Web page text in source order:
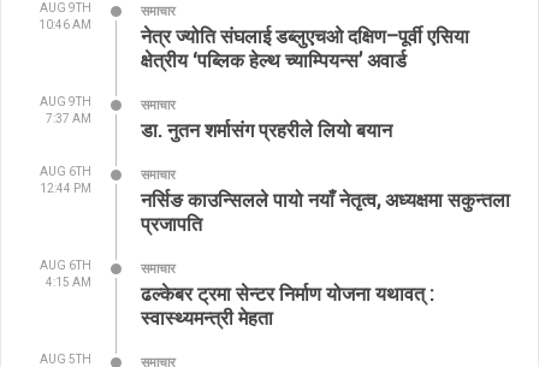
AUG 9TH
10:46 AM
समाचार
नेत्र ज्योति संघलाई डब्लुएचओ दक्षिण–पूर्वी एसिया
क्षेत्रीय ‘पब्लिक हेल्थ च्याम्पियन्स’ अवार्ड
AUG 9TH
7:37 AM
समाचार
डा. नुतन शर्मासंग प्रहरीले लियो बयान
AUG 6TH
12:44 PM
समाचार
नर्सिङ काउन्सिलले पायो नयाँ नेतृत्व, अध्यक्षमा सकुन्तला
प्रजापति
AUG 6TH
4:15 AM
समाचार
ढल्केबर ट्रमा सेन्टर निर्माण योजना यथावत् :
स्वास्थ्यमन्त्री मेहता
AUG 5TH
समाचार